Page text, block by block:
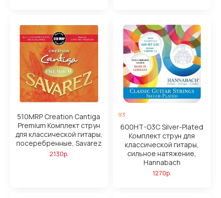
510MRP Creation Cantiga
Premium Комплект струн
для классической гитары,
посеребренные, Savarez
2130р.
93
600HT-G3C Silver-Plated
Комплект струн для
классической гитары,
сильное натяжение,
Hannabach
1270р.